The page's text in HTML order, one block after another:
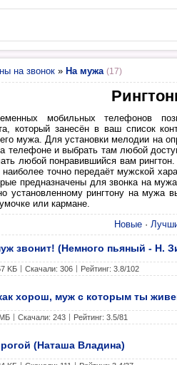
на звонок » На мужа (17)
мобильных телефонов
который занесён в ваш список
мужа. Для установки мелодии на
телефоне и выбрать там любой
любой понравившийся вам
точно передаёт мужской
предназначены для звонка на
установленному рингтону на мужа
или кармане.
Новые ·
звонит! (Немного пьяный - Н.
KБ Скачали: 306 Рейтинг: 3.8/102
хорош, муж с которым ты
Скачали: 243 Рейтинг: 3.5/81
(Наташа Владина)